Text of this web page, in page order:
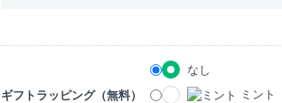
ギフトラッピング（無料）
なし
ミント